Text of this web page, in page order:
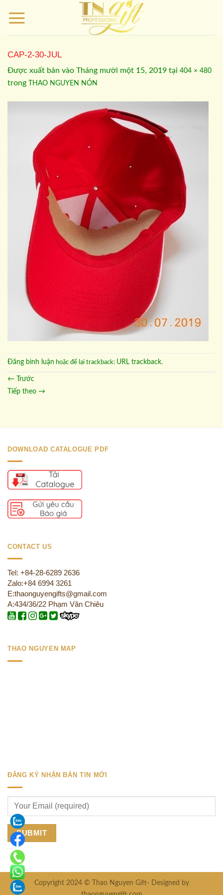
qua
CAP-2-30-JUL
Được xuất bản vào Tháng mười một 15, 2019 tại 404 × 480
trong THAO NGUYEN NÓN
Đăng bình luận hoặc để lại trackback: URL trackback.
← Trước
Tiếp theo →
DOWNLOAD CATALOGUE PDF
CONTACT US
Tel: +84-28-6289 2636
Zalo:+84 6994 3261
E:thaonguyengifts@gmail.com
A:434/36/22 Phạm Văn Chiêu
THAO NGUYEN MAP
ĐĂNG KÝ NHẬN BẢN TIN MỚI
Copyright 2024 © Thao Nguyen Gift- Designed by